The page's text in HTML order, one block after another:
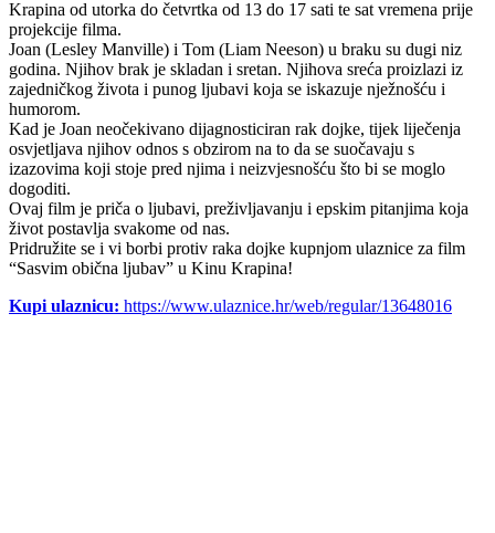
Krapina od utorka do četvrtka od 13 do 17 sati te sat vremena prije
projekcije filma.
Joan (Lesley Manville) i Tom (Liam Neeson) u braku su dugi niz
godina. Njihov brak je skladan i sretan. Njihova sreća proizlazi iz
zajedničkog života i punog ljubavi koja se iskazuje nježnošću i
humorom.
Kad je Joan neočekivano dijagnosticiran rak dojke, tijek liječenja
osvjetljava njihov odnos s obzirom na to da se suočavaju s
izazovima koji stoje pred njima i neizvjesnošću što bi se moglo
dogoditi.
Ovaj film je priča o ljubavi, preživljavanju i epskim pitanjima koja
život postavlja svakome od nas.
Pridružite se i vi borbi protiv raka dojke kupnjom ulaznice za film
“Sasvim obična ljubav” u Kinu Krapina!
Kupi ulaznicu: https://www.ulaznice.hr/web/regular/13648016